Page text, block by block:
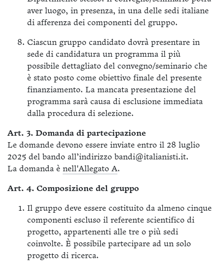
aver luogo, in presenza, in una delle sedi italiane
di afferenza dei componenti del gruppo.
Ciascun gruppo candidato dovrà presentare in
sede di candidatura un programma il più
possibile dettagliato del convegno/seminario che
è stato posto come obiettivo finale del presente
finanziamento. La mancata presentazione del
programma sarà causa di esclusione immediata
dalla procedura di selezione.
Art. 3. Domanda di partecipazione
Le domande devono essere inviate entro il 28 luglio
2025 del bando all’indirizzo bandi@italianisti.it.
La domanda è nell'Allegato A.
Art. 4. Composizione del gruppo
Il gruppo deve essere costituito da almeno cinque
componenti escluso il referente scientifico di
progetto, appartenenti alle tre o più sedi
coinvolte. È possibile partecipare ad un solo
progetto di ricerca.